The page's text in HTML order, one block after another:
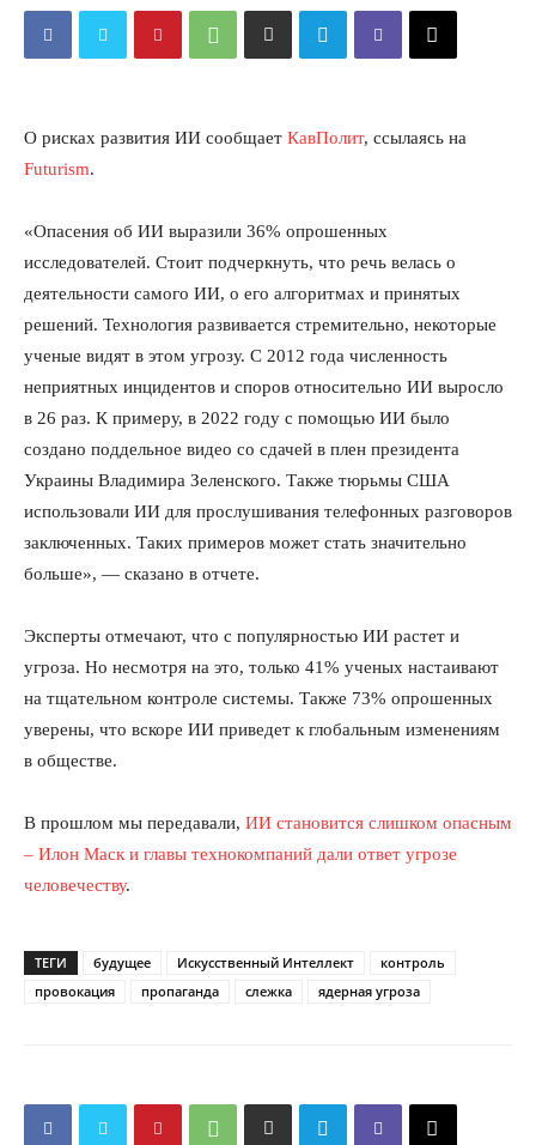
О рисках развития ИИ сообщает КавПолит, ссылаясь на
Futurism.
«Опасения об ИИ выразили 36% опрошенных
исследователей. Стоит подчеркнуть, что речь велась о
деятельности самого ИИ, о его алгоритмах и принятых
решений. Технология развивается стремительно, некоторые
ученые видят в этом угрозу. С 2012 года численность
неприятных инцидентов и споров относительно ИИ выросло
в 26 раз. К примеру, в 2022 году с помощью ИИ было
создано поддельное видео со сдачей в плен президента
Украины Владимира Зеленского. Также тюрьмы США
использовали ИИ для прослушивания телефонных разговоров
заключенных. Таких примеров может стать значительно
больше», — сказано в отчете.
Эксперты отмечают, что с популярностью ИИ растет и
угроза. Но несмотря на это, только 41% ученых настаивают
на тщательном контроле системы. Также 73% опрошенных
уверены, что вскоре ИИ приведет к глобальным изменениям
в обществе.
В прошлом мы передавали, ИИ становится слишком опасным
– Илон Маск и главы технокомпаний дали ответ угрозе
человечеству.
ТЕГИ будущее Искусственный Интеллект
контроль
провокация
пропаганда слежка ядерная угроза